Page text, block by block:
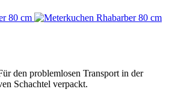
den problemlosen Transport in der
Schachtel verpackt.